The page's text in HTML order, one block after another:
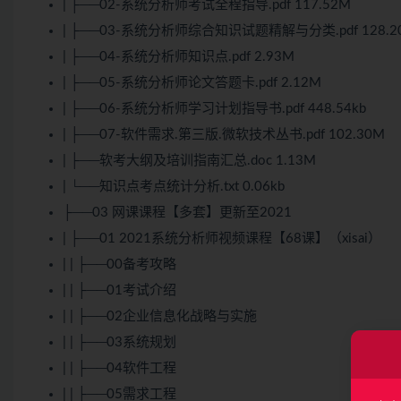
| ├──02-系统分析师考试全程指导.pdf 117.52M
| ├──03-系统分析师综合知识试题精解与分类.pdf
| ├──04-系统分析师知识点.pdf 2.93M
| ├──05-系统分析师论文答题卡.pdf 2.12M
| ├──06-系统分析师学习计划指导书.pdf 448.54kb
| ├──07-软件需求.第三版.微软技术丛书.pdf 102.30M
| ├──软考大纲及培训指南汇总.doc 1.13M
| └──知识点考点统计分析.txt 0.06kb
├──03 网课课程【多套】更新至2021
| ├──01 2021系统分析师视频课程【68课】（xisai）
| | ├──00备考攻略
| | ├──01考试介绍
| | ├──02企业信息化战略与实施
| | ├──03系统规划
| | ├──04软件工程
| | ├──05需求工程